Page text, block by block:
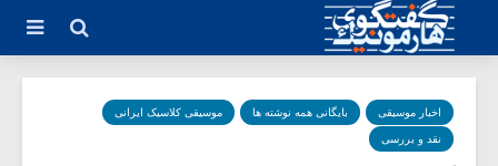
اخبار موسیقی بایگانی همه نوشته ها موسیقی کلاسیک ایرانی
نقد و بررسی